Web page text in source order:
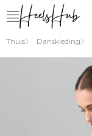
Thuis Danskleding